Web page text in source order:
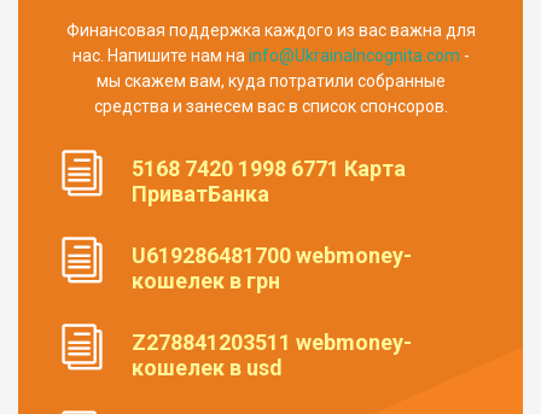
Финансовая поддержка каждого из вас важна для
нас. Напишите нам на info@UkrainaIncognita.com -
мы скажем вам, куда потратили собранные
средства и занесем вас в список спонсоров.
5168 7420 1998 6771 Карта
ПриватБанка
U619286481700 webmoney-
кошелек в грн
Z278841203511 webmoney-
кошелек в usd